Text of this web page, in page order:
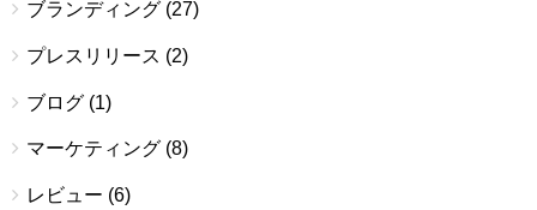
ブランディング (27)
プレスリリース (2)
ブログ (1)
マーケティング (8)
レビュー (6)